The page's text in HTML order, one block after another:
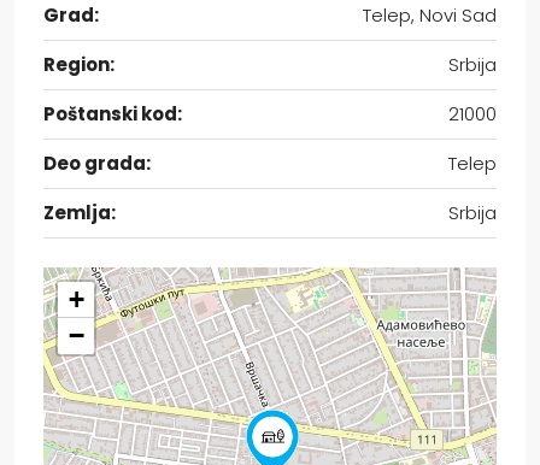
Grad:
Telep, Novi Sad
Region:
Srbija
Poštanski kod:
21000
Deo grada:
Telep
Zemlja:
Srbija
+
−